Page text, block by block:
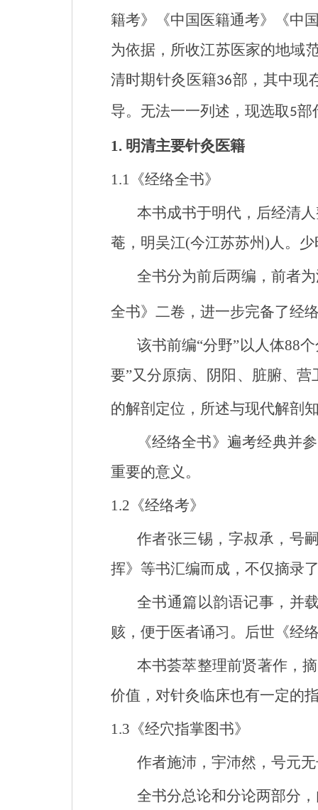
籍考》《中国医籍通考》《中
为依据，所收江苏医家的地域
清时期针灸医籍36部，其中现
导。无法一一列述，现选取5部
1. 明清主要针灸医籍
1.1 《经络全书》
本书成书于明代，后经清
菴，明吴江(今江苏苏州)人。
全书分为前后两编，前者
全书》二卷，进一步完备了经
该书前编“分野”以人体88
要”又分原病、阴阳、脏腑、营
的解剖定位，所述与现代解剖
《经络全书》 遍考经典并
重要的意义。
1.2 《经络考》
作者张三锡，字叔承，号
挥》等书汇编而成，不仅摘录
全书通篇以韵语记事，并
赅，便于医者诵习。后世《经
本书荟萃整理前贤著作，
价值，对针灸临床也有一定的
1.3 《经穴指掌图书》
作者施沛，宇沛然，号元
全书分总论和分论两部分